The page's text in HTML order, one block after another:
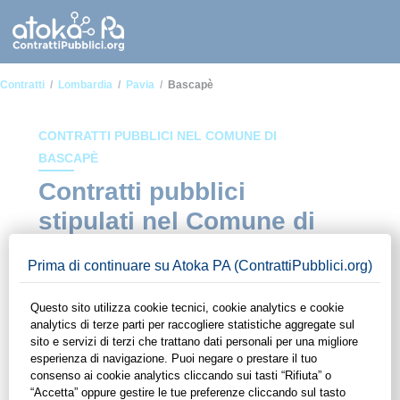
Contratti Lombardia Pavia Bascapè
CONTRATTI PUBBLICI NEL COMUNE DI
BASCAPÈ
Contratti pubblici
stipulati nel Comune di
all'interno del Comune di Bascapè. Grazie alle funzionalità di
ContrattiPubblici.org potrai monitorare la scadenza dei
contratti pubblici di tuo interesse e programmare la tua attività
commerciale con le Pubbliche Amministrazioni con largo
anticipo. Il servizio di ContrattiPubblici.org offre agli utenti 7
giorni di prova gratuiti per avere l'opportunità di conoscere e